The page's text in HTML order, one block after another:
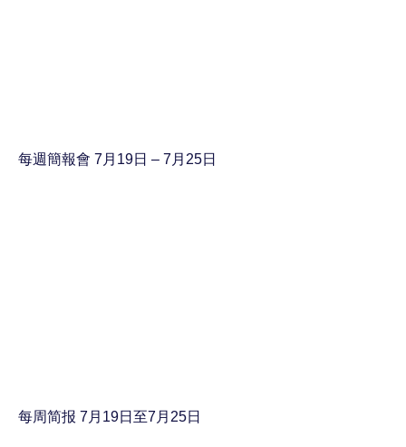
每週簡報會 7月19日 – 7月25日
每周简报 7月19日至7月25日